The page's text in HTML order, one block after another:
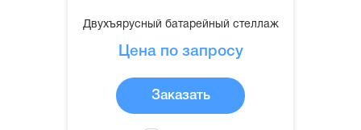
Двухъярусный батарейный стеллаж
Цена по запросу
Заказать